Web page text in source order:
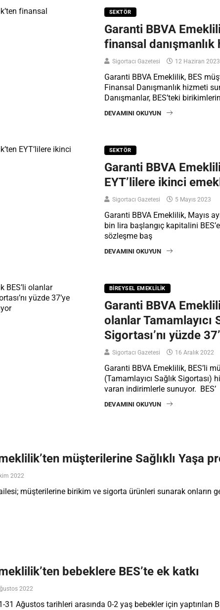
SEKTÖR
Garanti BBVA
finansal danışmanlık
Sigortacı Gazetesi 12 Haziran 2023
Garanti BBVA Emeklilik, BES
Finansal Danışmanlık hizmeti
Danışmanlar, BES’teki
DEVAMINI OKUYUN
SEKTÖR
Garanti BBVA
EYT’lilere ikinci
Sigortacı Gazetesi 5 Mayıs 2023
Garanti BBVA Emeklilik, Mayıs
bin lira başlangıç kapitalini
sözleşme baş
DEVAMINI OKUYUN
BIREYSEL EMEKLILIK
Garanti BBVA
olanlar Tamamlayıcı
Sigortası’nı yüzde
Sigortacı Gazetesi 16 Aralık 2022
Garanti BBVA Emeklilik, BES’li
(Tamamlayıcı Sağlık Sigortası)
varan indirimlerle sunuyor. BES’
DEVAMINI OKUYUN
müşterilerine Sağlıklı Yaşa
2022
müşterilerine birikim ve sigorta ürünleri sunarak onların
bebeklere BES’te ek katkı
2022
31 Ağustos tarihleri arasında 0-2 yaş bebekler için yaptırılan